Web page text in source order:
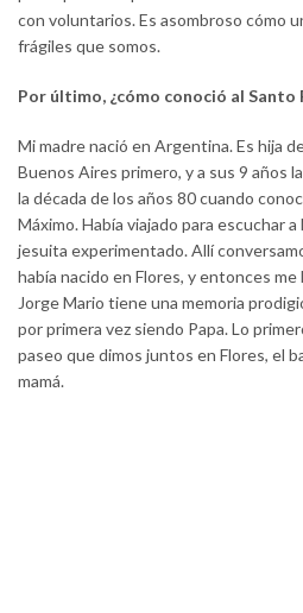
con voluntarios. Es asombroso cómo
frágiles que somos.
Por último, ¿cómo conoció al Santo
Mi madre nació en Argentina. Es hija
Buenos Aires primero, y a sus 9 años
la década de los años 80 cuando
Máximo. Había viajado para escuchar
jesuita experimentado. Allí
había nacido en Flores, y entonces
Jorge Mario tiene una memoria
por primera vez siendo Papa. Lo
paseo que dimos juntos en Flores, el
mamá.